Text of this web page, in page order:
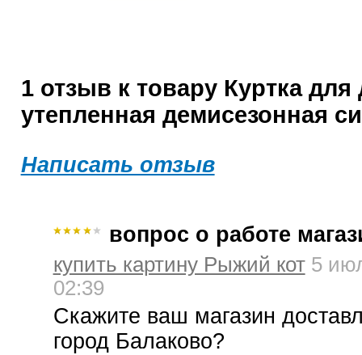
1 отзыв к товару Куртка для
утепленная демисезонная
Написать отзыв
вопрос о работе
купить картину Рыжий кот 5
02:39
Скажите ваш магазин
город Балаково?